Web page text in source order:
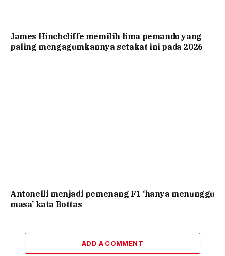
James Hinchcliffe memilih lima pemandu yang
paling mengagumkannya setakat ini pada 2026
Antonelli menjadi pemenang F1 ‘hanya menunggu
masa’ kata Bottas
ADD A COMMENT